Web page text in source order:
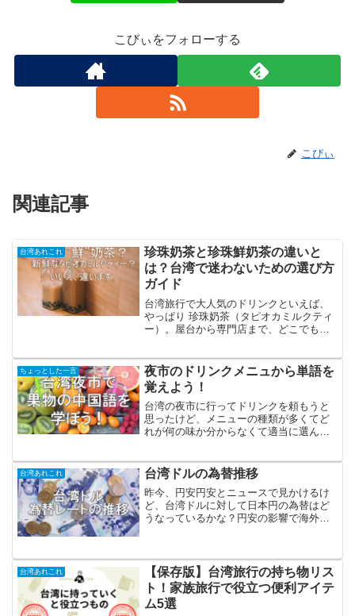
こびぃをフォローする
こびぃ
関連記事
台湾あれこれ
珍珠奶茶と珍珠鮮奶茶の違いと
は？台湾で迷わないための選び方
ガイド
台湾旅行で大人気のドリンクといえば、
やっぱり 珍珠奶茶（タピオカミルクティ
ー）。屋台から専門店まで、どこでも飲
た名前のドリンクが並んでいて迷ったこ
とはありませんか？どち...
ちょっとした一言
夜市のドリンクメニュから単語を
覚えよう！
台湾の夜市に行ってドリンクを頼もうと
思ったけど、メニューの種類が多くてど
れが何の味か分からなくて適当に選んじ
ルクティーではないでしょうか。しかし
夜市に行くとタピオカのお...
台湾あれこれ 台湾ドルの為替推移
昨今、円安円安とニュースで見かけるけ
ど、台湾ドルに対して日本円の為替はど
うなっているかな？円安の影響で海外旅
湾も、今と昔では旅行費用にも違いが出
ているのか、この記事で紹...
台湾あれこれ
【保存版】台湾旅行の持ち物リス
ト！家族旅行で役立つ便利アイテ
ム5選